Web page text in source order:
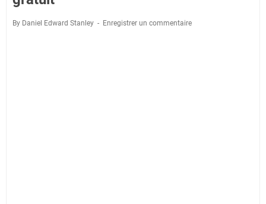
By Daniel Edward Stanley Enregistrer un commentaire